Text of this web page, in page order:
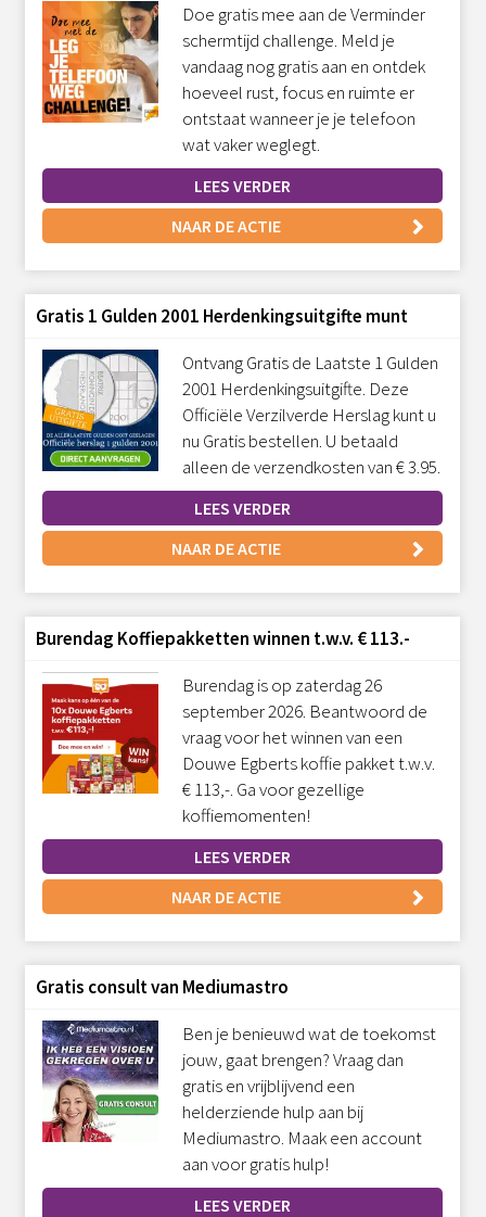
Doe gratis mee aan de Verminder
schermtijd challenge. Meld je
vandaag nog gratis aan en ontdek
hoeveel rust, focus en ruimte er
ontstaat wanneer je je telefoon
wat vaker weglegt.
LEES VERDER
NAAR DE ACTIE
Gratis 1 Gulden 2001 Herdenkingsuitgifte munt
Ontvang Gratis de Laatste 1 Gulden
2001 Herdenkingsuitgifte. Deze
Officiële Verzilverde Herslag kunt u
nu Gratis bestellen. U betaald
alleen de verzendkosten van € 3.95.
LEES VERDER
NAAR DE ACTIE
Burendag Koffiepakketten winnen t.w.v. € 113.-
Burendag is op zaterdag 26
september 2026. Beantwoord de
vraag voor het winnen van een
Douwe Egberts koffie pakket t.w.v.
€ 113,-. Ga voor gezellige
koffiemomenten!
LEES VERDER
NAAR DE ACTIE
Gratis consult van Mediumastro
Ben je benieuwd wat de toekomst
jouw, gaat brengen? Vraag dan
gratis en vrijblijvend een
helderziende hulp aan bij
Mediumastro. Maak een account
aan voor gratis hulp!
LEES VERDER